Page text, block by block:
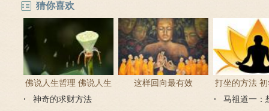
猜你喜欢
佛说人生哲理 佛说人生
感悟的句子
这样回向最有效
打坐的方法
正确方
神奇的求财方法
马祖道一：